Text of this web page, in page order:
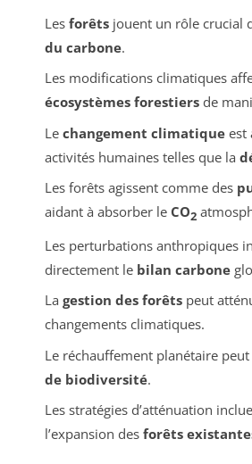
Les forêtsjouent un rôle crucial
du carbone.
Les modifications climatiques
écosystèmes forestiersde
Le changement climatiqueest
activités humaines telles que la
Les forêts agissent comme des
aidant à absorber le CO2
Les perturbations anthropiques
directement le bilan carbone
La gestion des forêtspeut
changements climatiques.
Le réchauffement planétaire
de biodiversité.
Les stratégies d’atténuation
l’expansion des forêts